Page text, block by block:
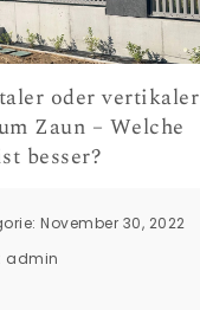
oder vertikaler
Zaun – Welche
besser?
November 30, 2022
admin